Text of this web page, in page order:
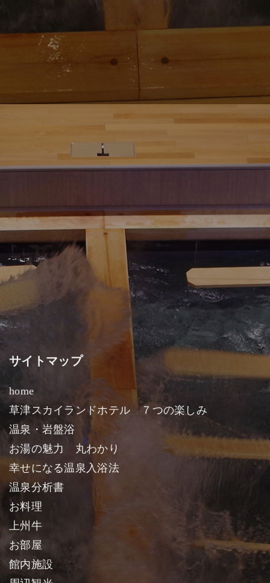
サイトマップ
home
草津スカイランドホテル ７つの楽しみ
温泉・岩盤浴
お湯の魅力 丸わかり
幸せになる温泉入浴法
温泉分析書
お料理
上州牛
お部屋
館内施設